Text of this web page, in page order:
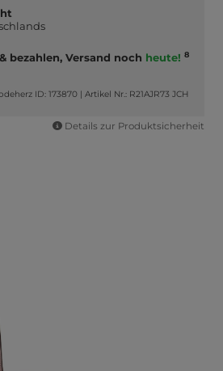
bezahlen, Versand noch heute! 8
ID: 173870 |Artikel Nr.: R21AJR73 JCH
Details zur Produktsicherheit